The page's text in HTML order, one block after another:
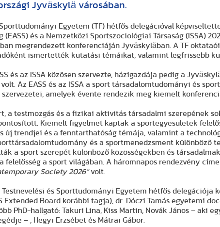
Jyväskylä városában.
Egyetem (TF) hétfős delegációval
és a Nemzetközi Sportszociológiai Társaság (ISSA)
megrendezett konferenciáján Jyväskyläban. A TF
ismertették kutatási témáikat, valamint legfrissebb
és az ISSA közösen szervezte, házigazdája pedig a
Az EASS és az ISSA a sport társadalomtudományi és
amelyek évente rendezik meg kiemelt
a testmozgás és a fizikai aktivitás társadalmi szerepének
Kiemelt figyelmet kaptak a sportegyesületek
új trendjei és a fenntarthatóság témája, valamint a
és a sportmenedzsment különböző
a sport szerepét különböző közösségekben és
felelősség a sport világában. A háromnapos rendezvény
Society 2026”volt.
Testnevelési és Sporttudományi Egyetem hétfős delegációja
Extended Board korábbi tagja), dr. Dóczi Tamás egyetemi
PhD-hallgató: Takuri Lina, Kiss Martin, Novák János – aki
– , Hegyi Erzsébet és Mátrai Gábor.